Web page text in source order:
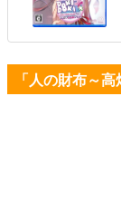
「人の財布～